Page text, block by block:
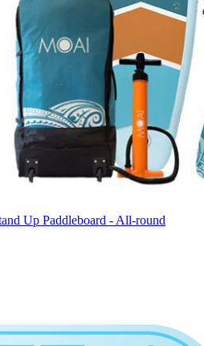
Up Paddleboard - All-round